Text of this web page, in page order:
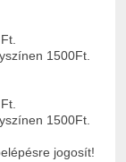
1500Ft.
1500Ft.
jogosít!